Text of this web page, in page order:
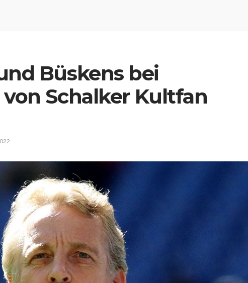
Büskens bei
Schalker Kultfan